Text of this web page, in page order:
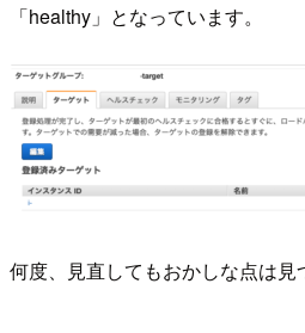
「healthy」となっています。
何度、見直してもおかしな点は見